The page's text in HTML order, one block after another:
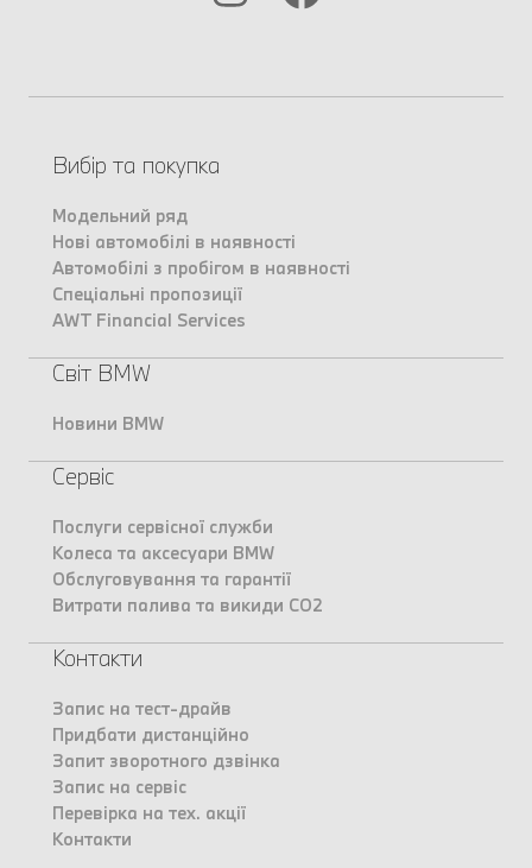
Вибір та покупка
Модельний ряд
Нові автомобілі в наявності
Автомобілі з пробігом в наявності
Спеціальні пропозиції
AWT Financial Services
Світ BMW
Новини BMW
Сервіс
Послуги сервісної служби
Колеса та аксесуари BMW
Обслуговування та гарантії
Витрати палива та викиди CO2
Контакти
Запис на тест-драйв
Придбати дистанційно
Запит зворотного дзвінка
Запис на сервіс
Перевірка на тех. акції
Контакти